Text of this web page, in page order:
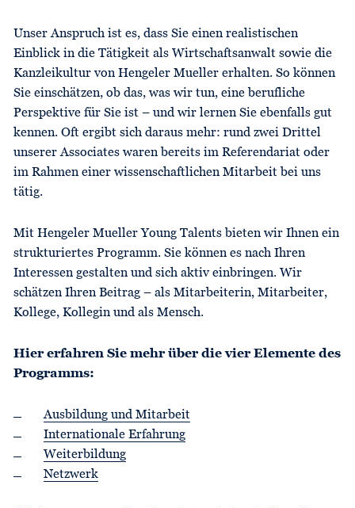
Unser Anspruch ist es, dass Sie einen realistischen
Einblick in die Tätig­keit als Wirtschafts­anwalt sowie die
Kanzleikultur von Hengeler Mueller erhalten. So können
Sie einschätzen, ob das, was wir tun, eine berufliche
Perspektive für Sie ist – und wir lernen Sie ebenfalls gut
kennen. Oft ergibt sich daraus mehr: rund zwei Drittel
unserer Associates waren bereits im Referendariat oder
im Rahmen einer wissenschaftlichen Mitarbeit bei uns
tätig.
Mit Hengeler Mueller Young Talents bieten wir Ihnen ein
strukturiertes Programm. Sie können es nach Ihren
Interessen gestalten und sich aktiv einbringen. Wir
schätzen Ihren Beitrag – als Mitarbeiterin, Mitarbeiter,
Kollege, Kollegin und als Mensch.
Hier erfahren Sie mehr über die vier Elemente des
Programms:
Ausbildung und Mitarbeit
Internationale Erfahrung
Weiterbildung
Netzwerk